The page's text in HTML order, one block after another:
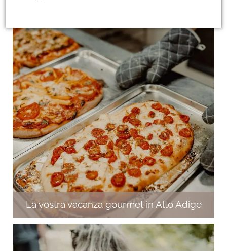
La vostra vacanza gourmet in Alto Adige